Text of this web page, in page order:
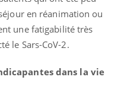
en réanimation ou
une fatigabilité très
le Sars-CoV-2.
dans la vie